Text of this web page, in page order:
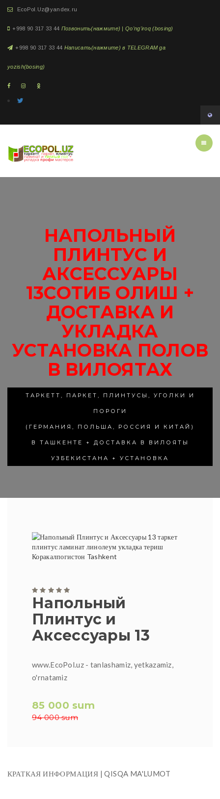
EcoPol.Uz@yandex.ru
+998 90 317 33 44 Позвонить(нажмите) | Qo'ng'iroq (bosing)
+998 90 317 33 44 Написать(нажмите) в TELEGRAM ga
yozish(bosing)
НАПОЛЬНЫЙ
ПЛИНТУС И
АКСЕССУАРЫ
13СОТИБ ОЛИШ +
ДОСТАВКА И
УКЛАДКА
УСТАНОВКА ПОЛОВ
В ВИЛОЯТАХ
ТАРКЕТТ, ПАРКЕТ, ПЛИНТУСЫ, УГОЛКИ И
ПОРОГИ
(ГЕРМАНИЯ, ПОЛЬША, РОССИЯ И КИТАЙ)
В ТАШКЕНТЕ + ДОСТАВКА В ВИЛОЯТЫ
УЗБЕКИСТАНА + УСТАНОВКА
Напольный
Плинтус и
Аксессуары 13
www.EcoPol.uz - tanlashamiz, yetkazamiz,
o'rnatamiz
85 000 sum
94 000 sum
КРАТКАЯ ИНФОРМАЦИЯ | QISQA MA'LUMOT